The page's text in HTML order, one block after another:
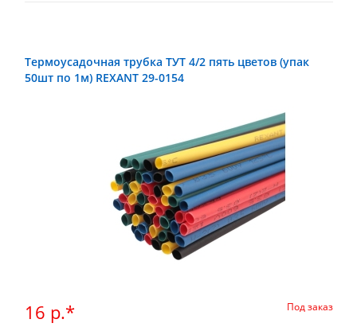
Термоусадочная трубка ТУТ 4/2 пять цветов (упак
50шт по 1м) REXANT 29-0154
16 р.* Под заказ